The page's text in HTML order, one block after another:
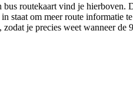
routekaart vind je hierboven.
in staat om meer route informatie
je precies weet wanneer de